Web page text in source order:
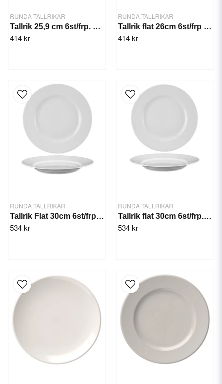
RUNDA TALLRIKAR
Tallrik 25,9 cm 6st/frp. Hotel
414 kr
RUNDA TALLRIKAR
Tallrik flat 26cm 6st/frp Constance
414 kr
RUNDA TALLRIKAR
Tallrik Flat 30cm 6st/frp. Rita
534 kr
RUNDA TALLRIKAR
Tallrik flat 30cm 6st/frp. Rita
534 kr